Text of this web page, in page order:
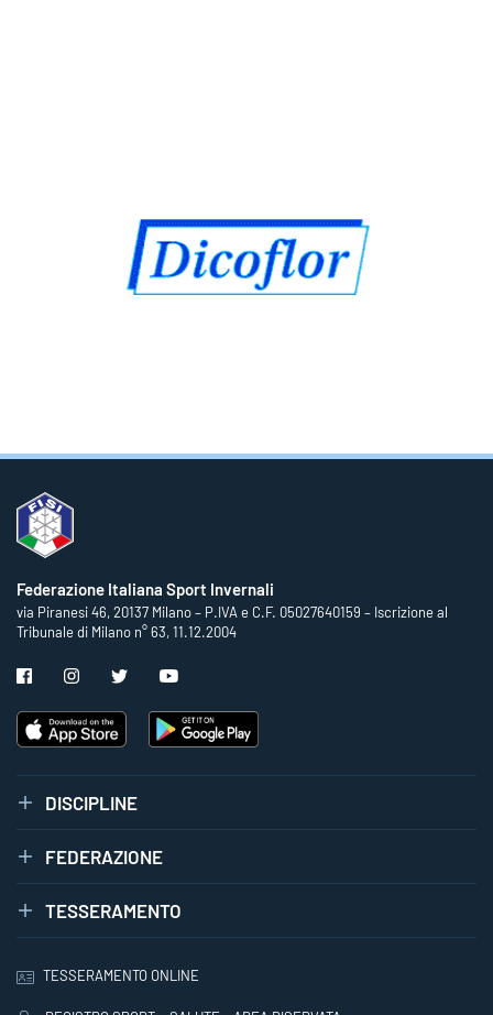
Federazione Italiana Sport Invernali
via Piranesi 46, 20137 Milano – P.IVA e C.F. 05027640159 – Iscrizione al
Tribunale di Milano n° 63, 11.12.2004
DISCIPLINE
FEDERAZIONE
TESSERAMENTO
TESSERAMENTO ONLINE